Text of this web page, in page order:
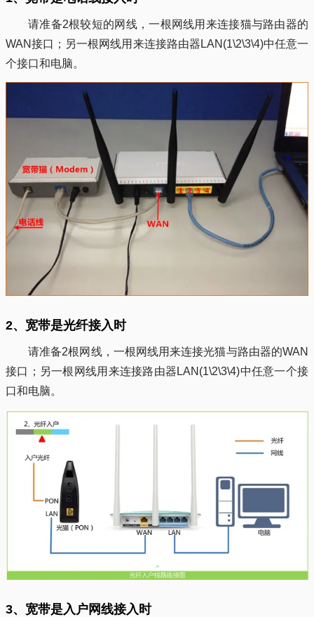
请准备2根较短的网线，一根网线用来连接猫与路由器的
WAN接口；另一根网线用来连接路由器LAN(1\2\3\4)中任意一
个接口和电脑。
2、宽带是光纤接入时
请准备2根网线，一根网线用来连接光猫与路由器的WAN
接口；另一根网线用来连接路由器LAN(1\2\3\4)中任意一个接
口和电脑。
3、宽带是入户网线接入时